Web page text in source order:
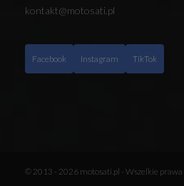
kontakt@motosati.pl
Facebook Instagram TikTok
© 2013 - 2026 motosati.pl - Wszelkie prawa